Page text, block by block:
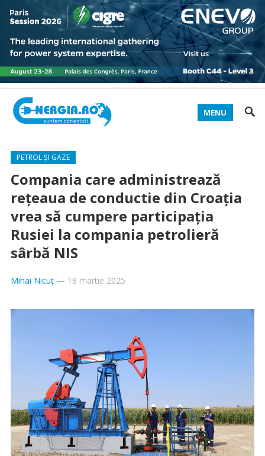
MENU
PETROL ȘI GAZE
Compania care administrează
rețeaua de conductie din Croația
vrea să cumpere participaţia
Rusiei la compania petrolieră
sârbă NIS
Mihai Nicuț— 18 martie 2025